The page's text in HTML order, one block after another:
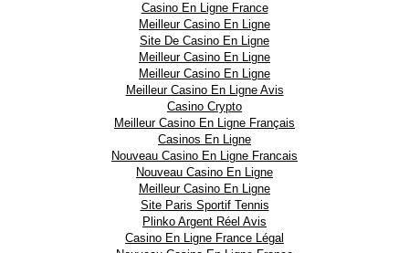
Casino En Ligne France
Meilleur Casino En Ligne
Site De Casino En Ligne
Meilleur Casino En Ligne
Meilleur Casino En Ligne
Meilleur Casino En Ligne Avis
Casino Crypto
Meilleur Casino En Ligne Français
Casinos En Ligne
Nouveau Casino En Ligne Francais
Nouveau Casino En Ligne
Meilleur Casino En Ligne
Site Paris Sportif Tennis
Plinko Argent Réel Avis
Casino En Ligne France Légal